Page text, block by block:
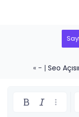
« - | Seo
Kalın Yatık Daha